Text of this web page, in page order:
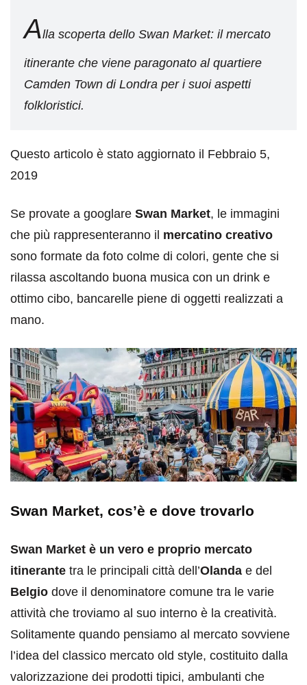
Alla scoperta dello Swan Market: il mercato
itinerante che viene paragonato al quartiere
Camden Town di Londra per i suoi aspetti
folkloristici.
Questo articolo è stato aggiornato il Febbraio 5,
2019
Se provate a googlare Swan Market, le immagini
che più rappresenteranno il mercatino creativo
sono formate da foto colme di colori, gente che si
rilassa ascoltando buona musica con un drink e
ottimo cibo, bancarelle piene di oggetti realizzati a
mano.
Swan Market, cos’è e dove trovarlo
Swan Market è un vero e proprio mercato
itinerante tra le principali città dell’Olanda e del
Belgio dove il denominatore comune tra le varie
attività che troviamo al suo interno è la creatività.
Solitamente quando pensiamo al mercato sovviene
l’idea del classico mercato old style, costituito dalla
valorizzazione dei prodotti tipici, ambulanti che